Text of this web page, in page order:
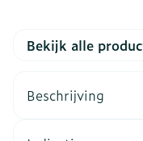
Bekijk alle
Beschrijving